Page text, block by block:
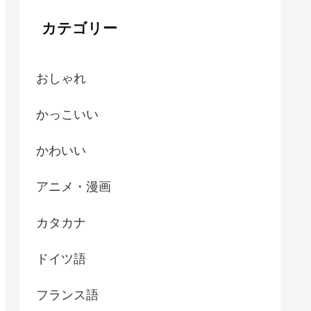
カテゴリー
おしゃれ
かっこいい
かわいい
アニメ・漫画
カタカナ
ドイツ語
フランス語